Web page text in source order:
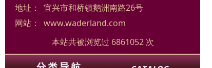
地址：
宜兴市和桥镇鹅洲南路26号
网站：
www.waderland.com
本站共被浏览过 6861052 次